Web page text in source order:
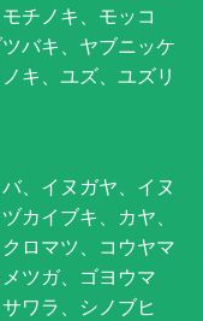
チノキ、モッコ
バキ、ヤブニッケ
キ、ユズ、ユズリ
、イヌガヤ、イヌ
カイブキ、カヤ、
ロマツ、コウヤマ
ツガ、ゴヨウマ
ワラ、シノブヒ